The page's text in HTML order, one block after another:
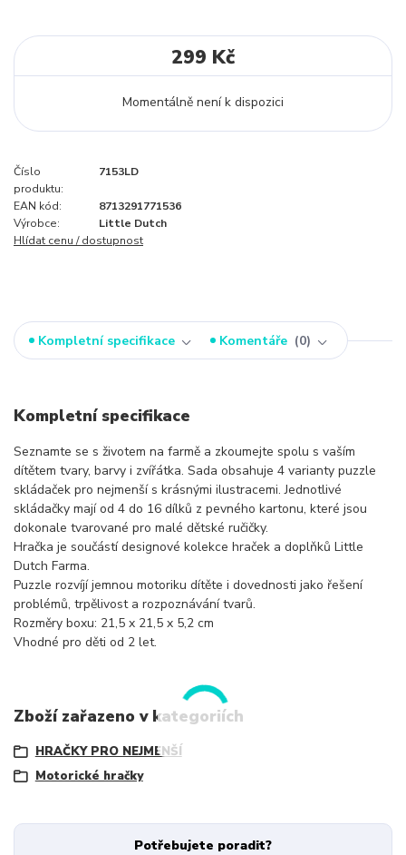
299 Kč
Momentálně není k dispozici
Číslo
produktu:
7153LD
EAN kód:
8713291771536
Výrobce:
Little Dutch
Hlídat cenu / dostupnost
Kompletní specifikace Komentáře 0
Kompletní specifikace
Seznamte se s životem na farmě a zkoumejte spolu s vaším
dítětem tvary, barvy i zvířátka. Sada obsahuje 4 varianty puzzle
skládaček pro nejmenší s krásnými ilustracemi. Jednotlivé
skládačky mají od 4 do 16 dílků z pevného kartonu, které jsou
dokonale tvarované pro malé dětské ručičky.
Hračka je součástí designové kolekce hraček a doplňků Little
Dutch Farma.
Puzzle rozvíjí jemnou motoriku dítěte i dovednosti jako řešení
problémů, trpělivost a rozpoznávání tvarů.
Rozměry boxu: 21,5 x 21,5 x 5,2 cm
Vhodné pro děti od 2 let.
Zboží zařazeno v kategoriích
HRAČKY PRO NEJMENŠÍ
Motorické hračky
Potřebujete poradit?